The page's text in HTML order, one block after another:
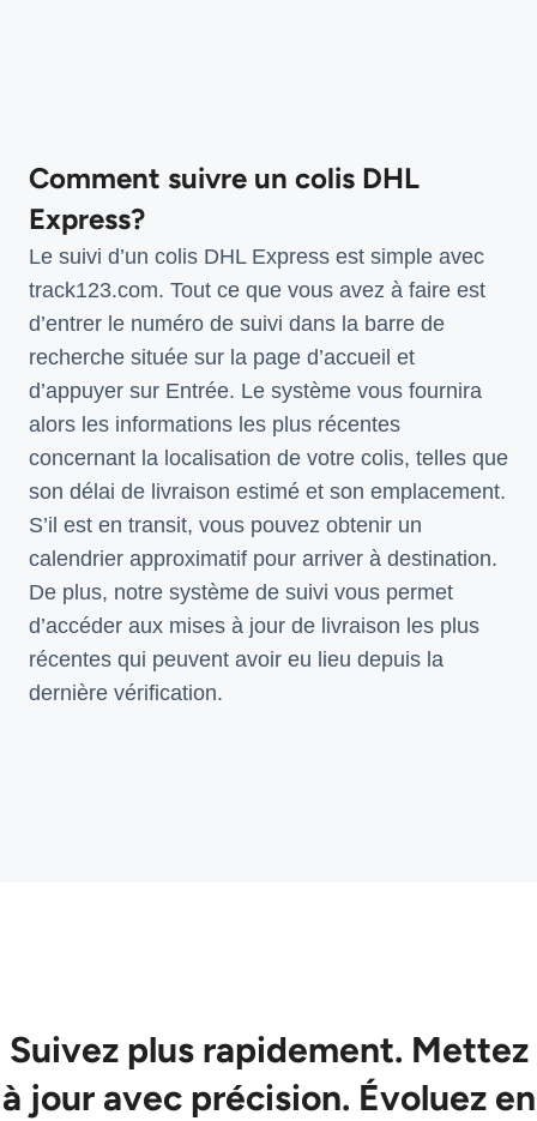
Comment suivre un colis DHL
Express?
Le suivi d’un colis DHL Express est simple avec
track123.com. Tout ce que vous avez à faire est
d’entrer le numéro de suivi dans la barre de
recherche située sur la page d’accueil et
d’appuyer sur Entrée. Le système vous fournira
alors les informations les plus récentes
concernant la localisation de votre colis, telles que
son délai de livraison estimé et son emplacement.
S’il est en transit, vous pouvez obtenir un
calendrier approximatif pour arriver à destination.
De plus, notre système de suivi vous permet
d’accéder aux mises à jour de livraison les plus
récentes qui peuvent avoir eu lieu depuis la
dernière vérification.
Suivez plus rapidement. Mettez
à jour avec précision. Évoluez en